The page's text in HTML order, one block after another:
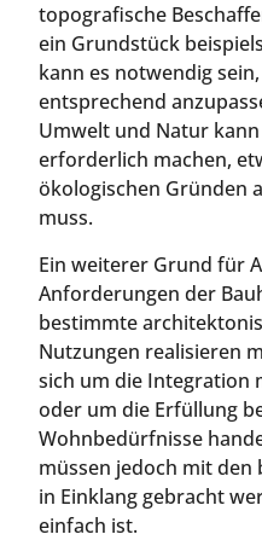
topografische
ein Grundstück
kann es notwendig
entsprechend
Umwelt und Natur
erforderlich machen,
ökologischen Gründen
muss.
Ein weiterer Grund für
Anforderungen der
bestimmte
Nutzungen realisieren
sich um die Integration
oder um die Erfüllung
Wohnbedürfnisse
müssen jedoch mit den
in Einklang gebracht
einfach ist.